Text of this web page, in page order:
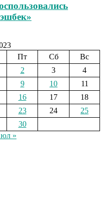
Пт Сб
Вс
2 3
4
9 10
11
16 17
18
23 24
25
30
»